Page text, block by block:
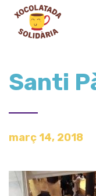
Santi
març 14, 2018